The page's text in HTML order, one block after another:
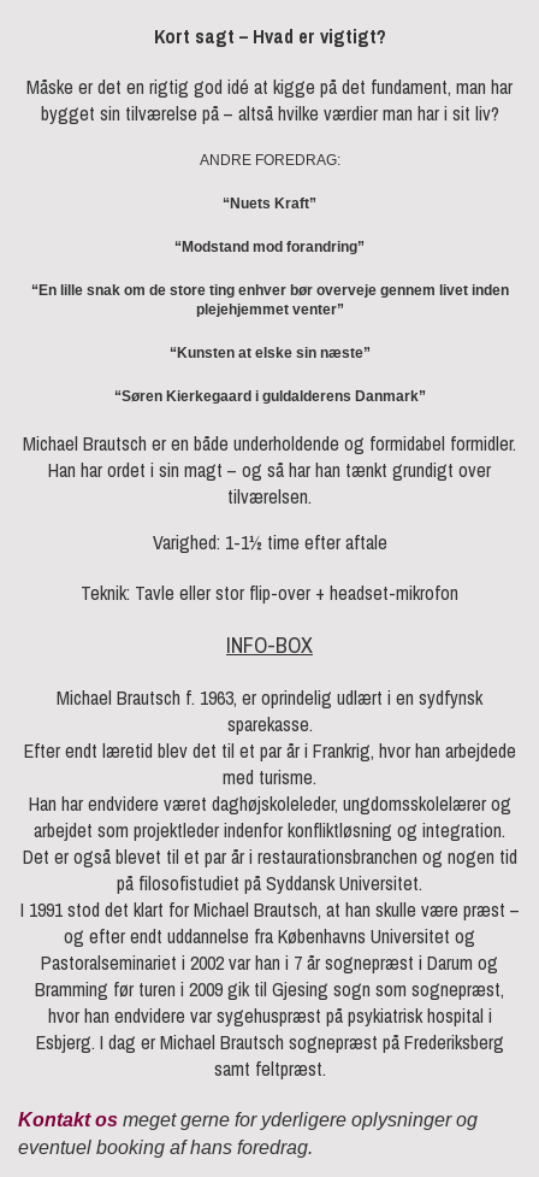
Kort sagt – Hvad er vigtigt?
Måske er det en rigtig god idé at kigge på det fundament, man har
bygget sin tilværelse på – altså hvilke værdier man har i sit liv?
ANDRE FOREDRAG:
“Nuets Kraft”
“Modstand mod forandring”
“En lille snak om de store ting enhver bør overveje gennem livet inden
plejehjemmet venter”
“Kunsten at elske sin næste”
“Søren Kierkegaard i guldalderens Danmark”
Michael Brautsch er en både underholdende og formidabel formidler.
Han har ordet i sin magt – og så har han tænkt grundigt over
tilværelsen.
Varighed: 1-1½ time efter aftale
Teknik: Tavle eller stor flip-over + headset-mikrofon
INFO-BOX
Michael Brautsch f. 1963, er oprindelig udlært i en sydfynsk
sparekasse.
Efter endt læretid blev det til et par år i Frankrig, hvor han arbejdede
med turisme.
Han har endvidere været daghøjskoleleder, ungdomsskolelærer og
arbejdet som projektleder indenfor konfliktløsning og integration.
Det er også blevet til et par år i restaurationsbranchen og nogen tid
på filosofistudiet på Syddansk Universitet.
I 1991 stod det klart for Michael Brautsch, at han skulle være præst –
og efter endt uddannelse fra Københavns Universitet og
Pastoralseminariet i 2002 var han i 7 år sognepræst i Darum og
Bramming før turen i 2009 gik til Gjesing sogn som sognepræst,
hvor han endvidere var sygehuspræst på psykiatrisk hospital i
Esbjerg. I dag er Michael Brautsch sognepræst på Frederiksberg
samt feltpræst.
Kontakt os meget gerne for yderligere oplysninger og
eventuel booking af hans foredrag.